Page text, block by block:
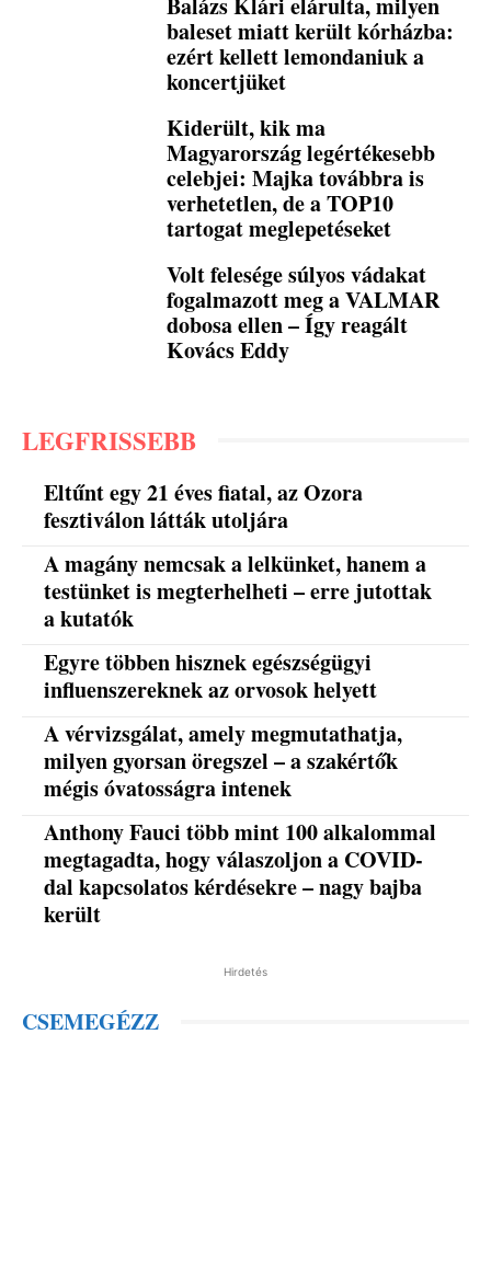
baleset miatt került kórházba:
ezért kellett lemondaniuk a
koncertjüket
Kiderült, kik ma
Magyarország legértékesebb
celebjei: Majka továbbra is
verhetetlen, de a TOP10
tartogat meglepetéseket
Volt felesége súlyos vádakat
fogalmazott meg a VALMAR
dobosa ellen – Így reagált
Kovács Eddy
LEGFRISSEBB
Eltűnt egy 21 éves fiatal, az Ozora
fesztiválon látták utoljára
A magány nemcsak a lelkünket, hanem a
testünket is megterhelheti – erre jutottak
a kutatók
Egyre többen hisznek egészségügyi
influenszereknek az orvosok helyett
A vérvizsgálat, amely megmutathatja,
milyen gyorsan öregszel – a szakértők
mégis óvatosságra intenek
Anthony Fauci több mint 100 alkalommal
megtagadta, hogy válaszoljon a COVID-
dal kapcsolatos kérdésekre – nagy bajba
került
Hirdetés
CSEMEGÉZZ